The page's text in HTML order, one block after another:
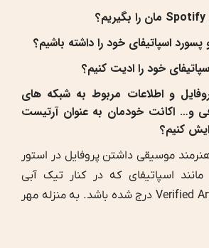
پسورد اسپاتیفای خود را داشته باشیم؟
خود را ادیت کنیم؟
و اطلاعات مربوط به شبکه های
و… اکانت خودمان به عنوان آرتیست
کنیم؟
موسیقی داشتن پروفایل در استور
اسپاتیفای که در کنار تیک آبی
معروفش جمله Verified Artist درج شده باشد. به منزله مهر